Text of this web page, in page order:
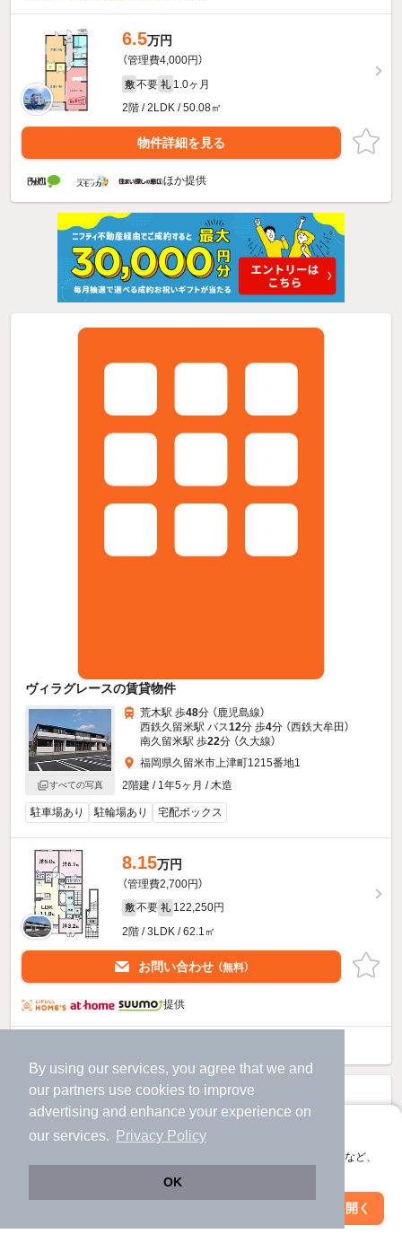
By using our services, you agree that we and
our partners use cookies to improve
advertising and enhance your experience on
our services.
Privacy Policy
OK
アプリに切り替えて、サクサクお部屋探し
会員登録なしですぐ使える。マップ検索やお気に入り保存など、
アプリを開く
6.5万円
（管理費4,000円）
敷 不要 礼 1.0ヶ月
2階 / 2LDK / 50.08㎡
物件詳細を見る
ほか提供
ヴィラグレースの賃貸物件
すべての写真
荒木駅 歩48分 （鹿児島線）
西鉄久留米駅 バス12分 歩4分 （西鉄大牟田）
南久留米駅 歩22分 （久大線）
福岡県久留米市上津町1215番地1
2階建 / 1年5ヶ月 / 木造
駐車場あり 駐輪場あり 宅配ボックス
8.15万円
（管理費2,700円）
敷 不要 礼 122,250円
2階 / 3LDK / 62.1㎡
お問い合わせ （無料）
提供
絞り込み条件を変更